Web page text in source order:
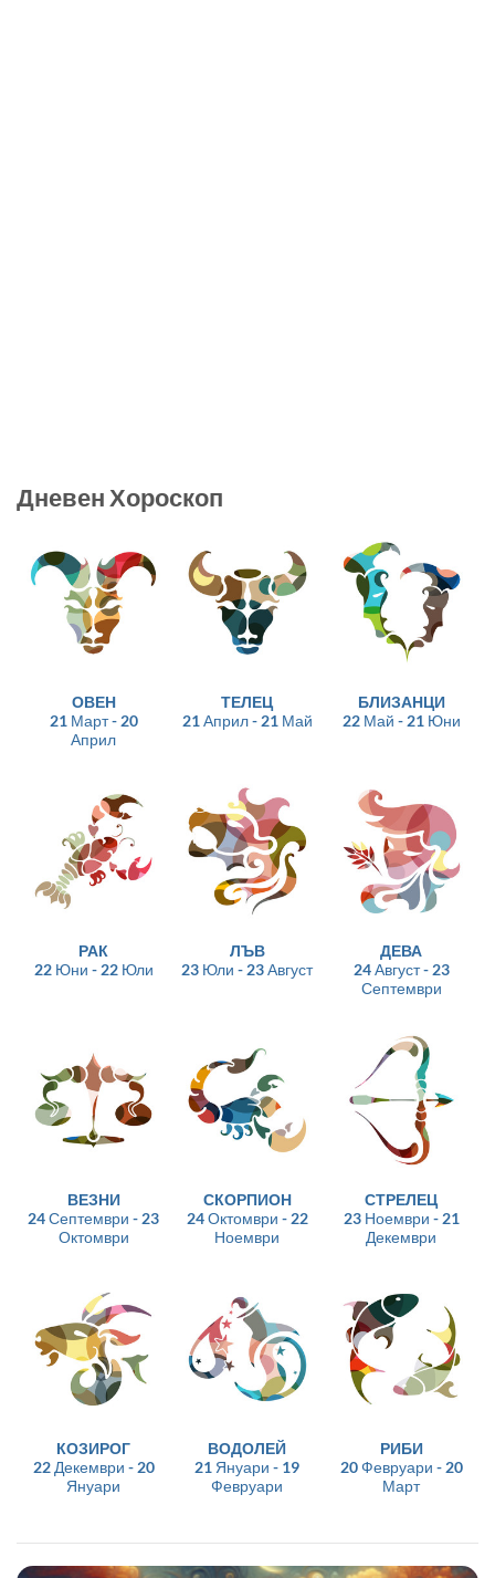
Дневен Хороскоп
ОВЕН
21 Март - 20
Април
ТЕЛЕЦ
21 Април - 21 Май
БЛИЗАНЦИ
22 Май - 21 Юни
РАК
22 Юни - 22 Юли
ЛЪВ
23 Юли - 23 Август
ДЕВА
24 Август - 23
Септември
ВЕЗНИ
24 Септември - 23
Октомври
СКОРПИОН
24 Октомври - 22
Ноември
СТРЕЛЕЦ
23 Ноември - 21
Декември
КОЗИРОГ
22 Декември - 20
Януари
ВОДОЛЕЙ
21 Януари - 19
Февруари
РИБИ
20 Февруари - 20
Март